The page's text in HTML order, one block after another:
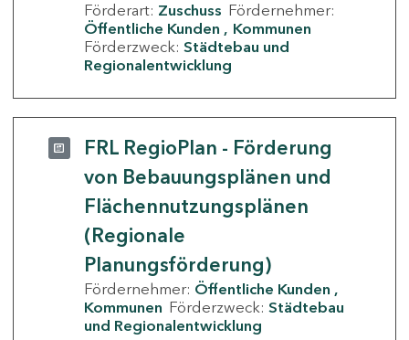
Förderart: Zuschuss Fördernehmer:
Öffentliche Kunden
Kommunen
Förderzweck: Städtebau und
Regionalentwicklung
FRL RegioPlan - Förderung
von Bebauungsplänen und
Flächennutzungsplänen
(Regionale
Planungsförderung)
Fördernehmer: Öffentliche Kunden
Kommunen Förderzweck: Städtebau
und Regionalentwicklung